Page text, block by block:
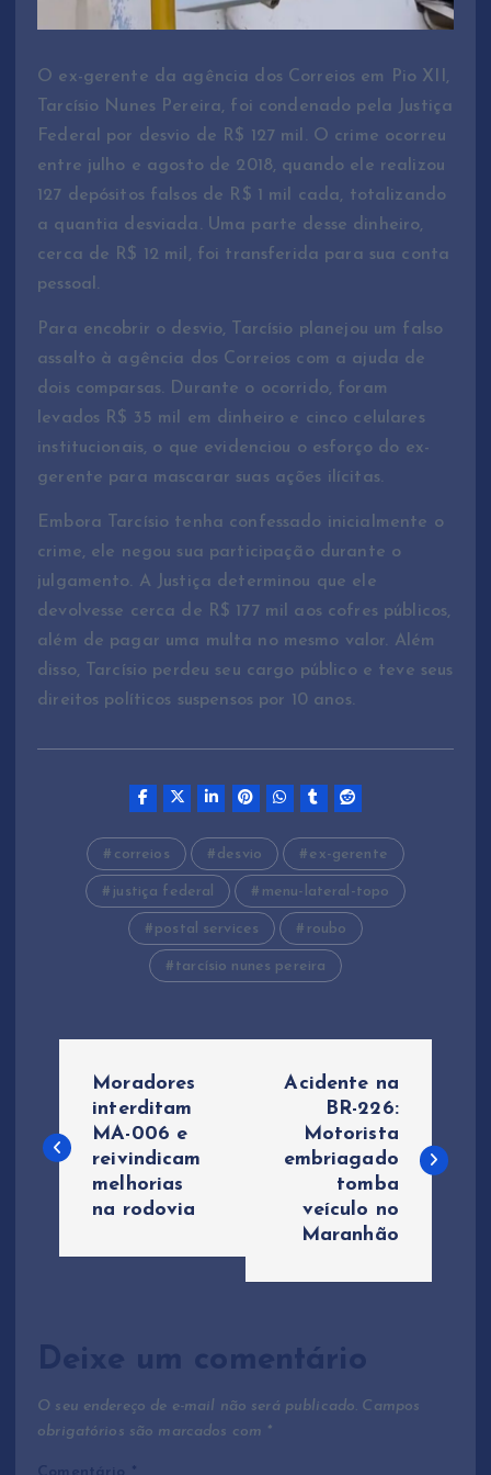
O ex-gerente da agência dos Correios em Pio XII,
Tarcísio Nunes Pereira, foi condenado pela Justiça
Federal por desvio de R$ 127 mil. O crime ocorreu
entre julho e agosto de 2018, quando ele realizou
127 depósitos falsos de R$ 1 mil cada, totalizando
a quantia desviada. Uma parte desse dinheiro,
cerca de R$ 12 mil, foi transferida para sua conta
pessoal.
Para encobrir o desvio, Tarcísio planejou um falso
assalto à agência dos Correios com a ajuda de
dois comparsas. Durante o ocorrido, foram
levados R$ 35 mil em dinheiro e cinco celulares
institucionais, o que evidenciou o esforço do ex-
gerente para mascarar suas ações ilícitas.
Embora Tarcísio tenha confessado inicialmente o
crime, ele negou sua participação durante o
julgamento. A Justiça determinou que ele
devolvesse cerca de R$ 177 mil aos cofres públicos,
além de pagar uma multa no mesmo valor. Além
disso, Tarcísio perdeu seu cargo público e teve seus
direitos políticos suspensos por 10 anos.
correios desvio ex-gerente
justiça federal menu-lateral-topo
postal services roubo
tarcísio nunes pereira
v
a
ã
Moradores
interditam
MA-006 e
reivindicam
melhorias
na rodovia
Acidente na
BR-226:
Motorista
embriagado
tomba
veículo no
Maranhão
Deixe um comentário
O seu endereço de e-mail não será publicado. Campos
obrigatórios são marcados com *